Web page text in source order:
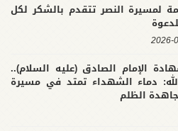
لمسيرة النصر تتقدم بالشكر لكل
الإمام الصادق (عليه السلام)..
دماء الشهداء تمتد في مسيرة
الظلم